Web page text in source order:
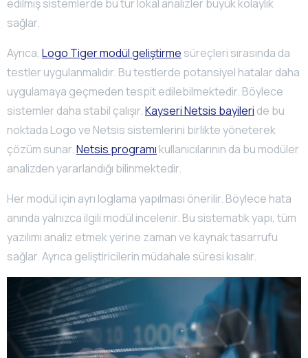
edilmiş sistemlerde bu tür lokal analizler büyük kolaylık
sağlar.
Ayrıca, Logo Tiger modül geliştirme süreçleri sırasında da
testler uygulanmalıdır. Bu testlerde potansiyel hatalar daha
uygulamaya geçmeden tespit edilebilmektedir. Böylece
sistemler daha stabil çalışır.Kayseri Netsis bayileri de bu
noktada Logo ve Netsis sistemlerini birlikte yöneterek
çözüm sunar.Netsis programı kullanıcılarının da bu modüler
analizden yararlandığı bilinmektedir.
Her modül için ayrı loglama yapılması önerilir. Böylece hata
anında yalnızca ilgili modül incelenir. Bu sistematik yapı, tüm
yazılımı analiz etmek yerine zaman ve kaynak tasarrufu
sağlar. Ayrıca geliştiricilerin müdahale süresi kısalır.